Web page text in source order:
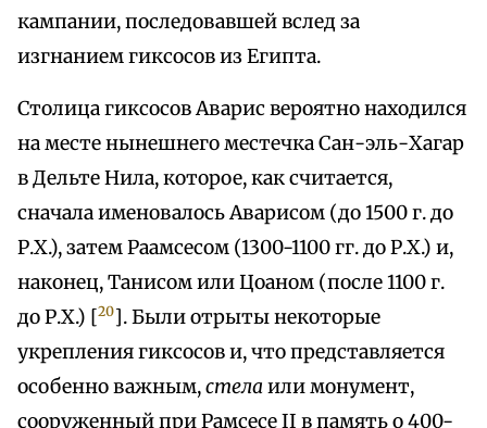
кампании, последовавшей вслед за
изгнанием гиксосов из Египта.
Столица гиксосов Аварис вероятно находился
на месте нынешнего местечка Сан-эль-Хагар
в Дельте Нила, которое, как считается,
сначала именовалось Аварисом (до 1500 г. до
Р.Х.), затем Раамсесом (1300-1100 гг. до Р.Х.) и,
наконец, Танисом или Цоаном (после 1100 г.
до Р.Х.) [20]. Были отрыты некоторые
укрепления гиксосов и, что представляется
особенно важным,стелаили монумент,
сооруженный при Рамсесе II в память о 400-